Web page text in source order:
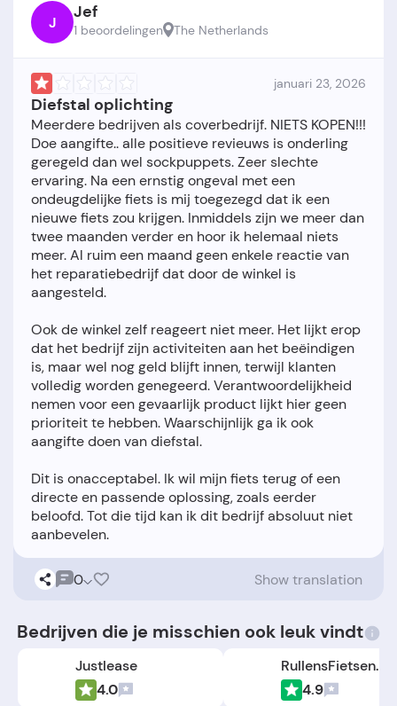
J Jef
1 beoordelingen The Netherlands
januari 23, 2026
Diefstal oplichting
Meerdere bedrijven als coverbedrijf. NIETS KOPEN!!!
Doe aangifte.. alle positieve revieuws is onderling
geregeld dan wel sockpuppets. Zeer slechte
ervaring. Na een ernstig ongeval met een
ondeugdelijke fiets is mij toegezegd dat ik een
nieuwe fiets zou krijgen. Inmiddels zijn we meer dan
twee maanden verder en hoor ik helemaal niets
meer. Al ruim een maand geen enkele reactie van
het reparatiebedrijf dat door de winkel is
aangesteld.
Ook de winkel zelf reageert niet meer. Het lijkt erop
dat het bedrijf zijn activiteiten aan het beëindigen
is, maar wel nog geld blijft innen, terwijl klanten
volledig worden genegeerd. Verantwoordelijkheid
nemen voor een gevaarlijk product lijkt hier geen
prioriteit te hebben. Waarschijnlijk ga ik ook
aangifte doen van diefstal.
Dit is onacceptabel. Ik wil mijn fiets terug of een
directe en passende oplossing, zoals eerder
beloofd. Tot die tijd kan ik dit bedrijf absoluut niet
0 Show translation
Bedrijven die je misschien ook leuk vindt
Justlease
4.0
RullensFietsen.nl
4.9